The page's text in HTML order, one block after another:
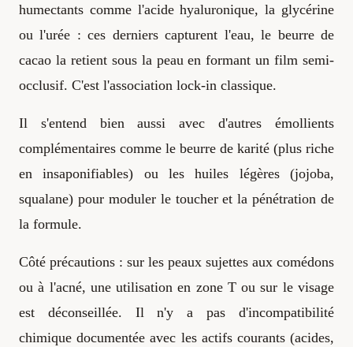
humectants comme l'acide hyaluronique, la glycérine
ou l'urée : ces derniers capturent l'eau, le beurre de
cacao la retient sous la peau en formant un film semi-
occlusif. C'est l'association lock-in classique.
Il s'entend bien aussi avec d'autres émollients
complémentaires comme le beurre de karité (plus riche
en insaponifiables) ou les huiles légères (jojoba,
squalane) pour moduler le toucher et la pénétration de
la formule.
Côté précautions : sur les peaux sujettes aux comédons
ou à l'acné, une utilisation en zone T ou sur le visage
est déconseillée. Il n'y a pas d'incompatibilité
chimique documentée avec les actifs courants (acides,